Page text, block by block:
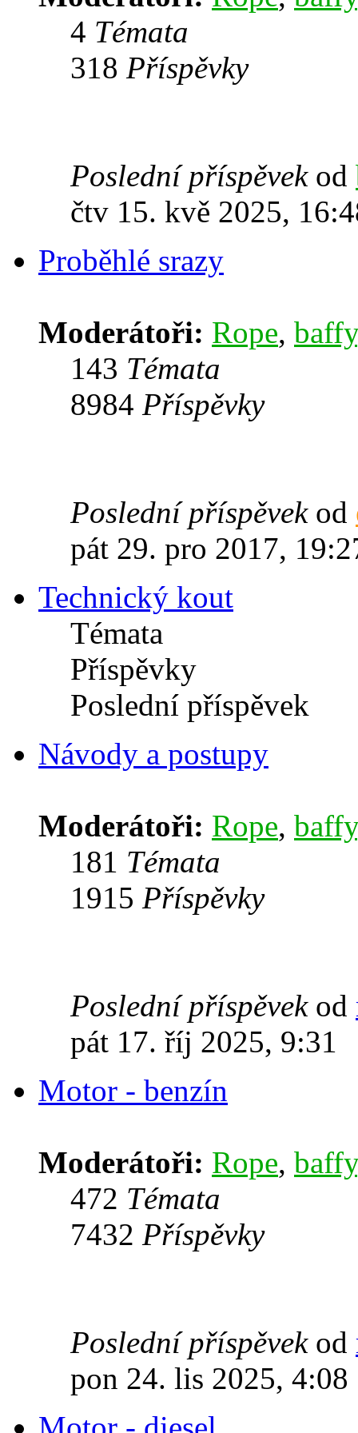
4 Témata
318 Příspěvky
Poslední příspěvekod
čtv 15. kvě 2025,
Proběhlé srazy
Moderátoři: Rope, baffy
143 Témata
8984 Příspěvky
Poslední příspěvekod
pát 29. pro 2017,
Technický kout
Témata
Příspěvky
Poslední příspěvek
Návody a postupy
Moderátoři: Rope, baffy
181 Témata
1915 Příspěvky
Poslední příspěvekod
pát 17. říj 2025, 9:31
Motor - benzín
Moderátoři: Rope, baffy
472 Témata
7432 Příspěvky
Poslední příspěvekod
pon 24. lis 2025, 4:08